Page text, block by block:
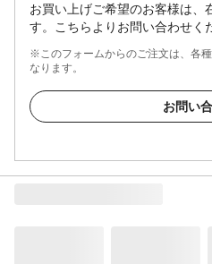
お買い上げご希望のお客様は、
す。こちらよりお問い合わせく
※このフォームからのご注文は、各
なります。
お問い